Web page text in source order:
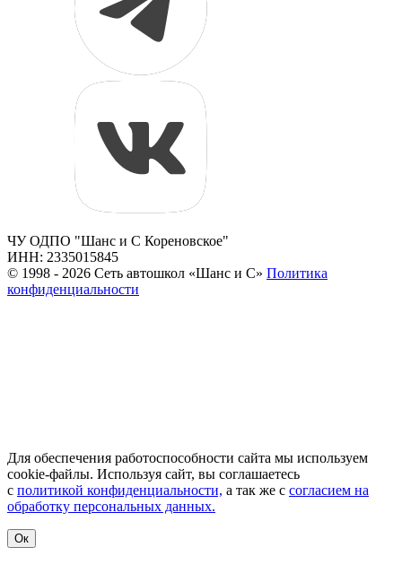
ЧУ ОДПО "Шанс и С Кореновское"
ИНН: 2335015845
© 1998 - 2026 Сеть автошкол «Шанс и С» Политика
конфиденциальности
Для обеспечения работоспособности сайта мы используем
cookie-файлы. Используя сайт, вы соглашаетесь
с политикой конфиденциальности, а так же с согласием на
обработку персональных данных.
Ок